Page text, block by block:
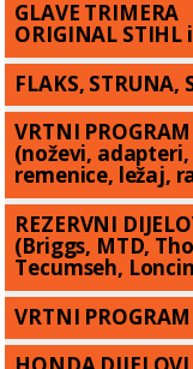
GLAVE TRIMERA
ORIGINAL STIHL
FLAKS, STRUNA,
VRTNI
(noževi,
remenice, ležaj,
REZERVNI
(Briggs, MTD,
Tecumseh,
VRTNI